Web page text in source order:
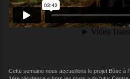
Cette semaine nous accueillons le projet Bòsc à